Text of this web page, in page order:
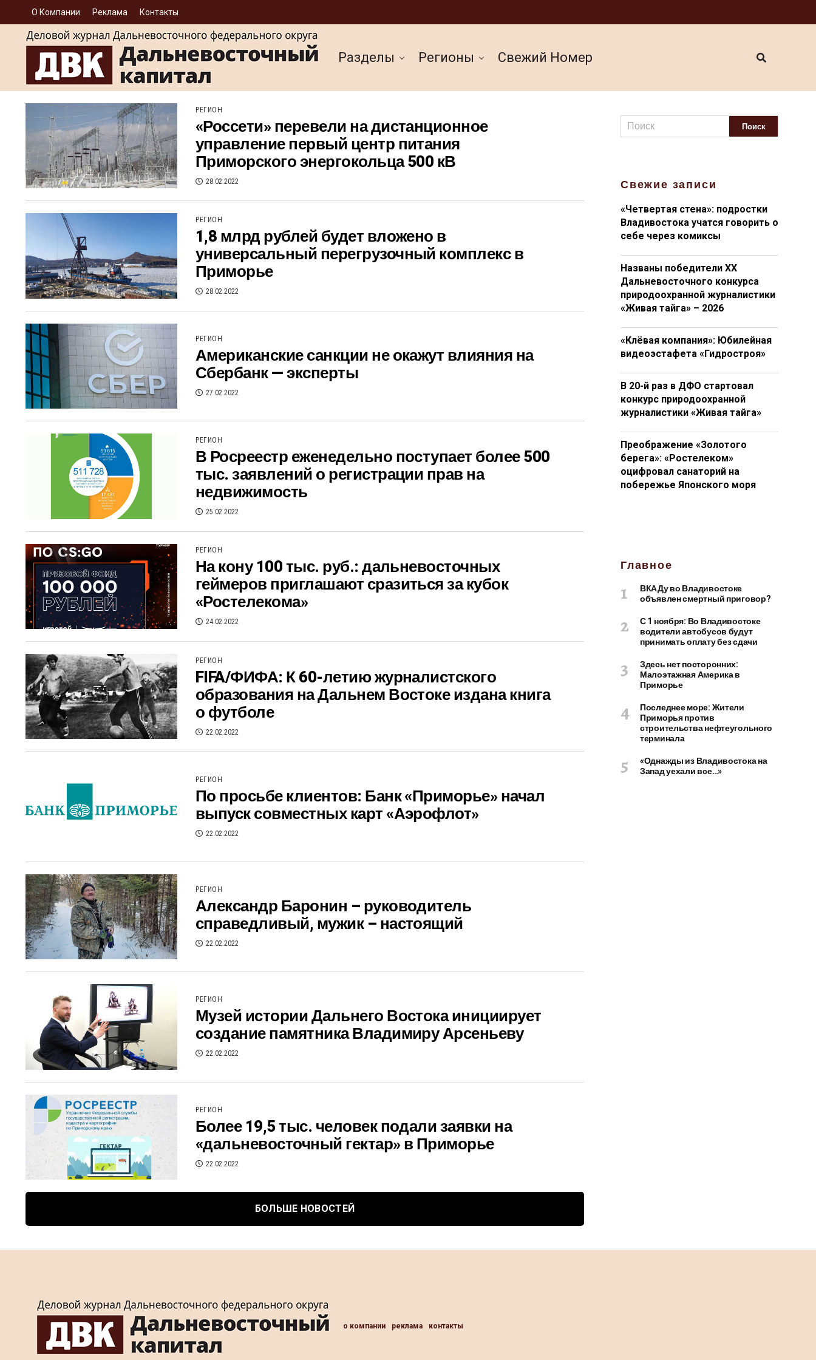
О Компании Реклама Контакты
Разделы Регионы Cвежий Номер
РЕГИОН
«Россети» перевели на дистанционное
управление первый центр питания
Приморского энергокольца 500 кВ
28.02.2022
РЕГИОН
1,8 млрд рублей будет вложено в
универсальный перегрузочный комплекс в
Приморье
28.02.2022
РЕГИОН
Американские санкции не окажут влияния на
Сбербанк — эксперты
27.02.2022
РЕГИОН
В Росреестр еженедельно поступает более 500
тыс. заявлений о регистрации прав на
недвижимость
25.02.2022
РЕГИОН
На кону 100 тыс. руб.: дальневосточных
геймеров приглашают сразиться за кубок
«Ростелекома»
24.02.2022
РЕГИОН
FIFA/ФИФА: К 60-летию журналистского
образования на Дальнем Востоке издана книга
о футболе
22.02.2022
РЕГИОН
По просьбе клиентов: Банк «Приморье» начал
выпуск совместных карт «Аэрофлот»
22.02.2022
РЕГИОН
Александр Баронин – руководитель
справедливый, мужик – настоящий
22.02.2022
РЕГИОН
Музей истории Дальнего Востока инициирует
создание памятника Владимиру Арсеньеву
22.02.2022
РЕГИОН
Более 19,5 тыс. человек подали заявки на
«дальневосточный гектар» в Приморье
22.02.2022
БОЛЬШЕ НОВОСТЕЙ
Свежие записи
«Четвертая стена»: подростки
Владивостока учатся говорить о
себе через комиксы
Названы победители XX
Дальневосточного конкурса
природоохранной журналистики
«Живая тайга» – 2026
«Клёвая компания»: Юбилейная
видеоэстафета «Гидростроя»
В 20-й раз в ДФО стартовал
конкурс природоохранной
журналистики «Живая тайга»
Преображение «Золотого
берега»: «Ростелеком»
оцифровал санаторий на
побережье Японского моря
Главное
ВКАДу во Владивостоке
объявлен смертный приговор?
С 1 ноября: Во Владивостоке
водители автобусов будут
принимать оплату без сдачи
Здесь нет посторонних:
Малоэтажная Америка в
Приморье
Последнее море: Жители
Приморья против
строительства нефтеугольного
терминала
«Однажды из Владивостока на
Запад уехали все…»
о компании реклама контакты